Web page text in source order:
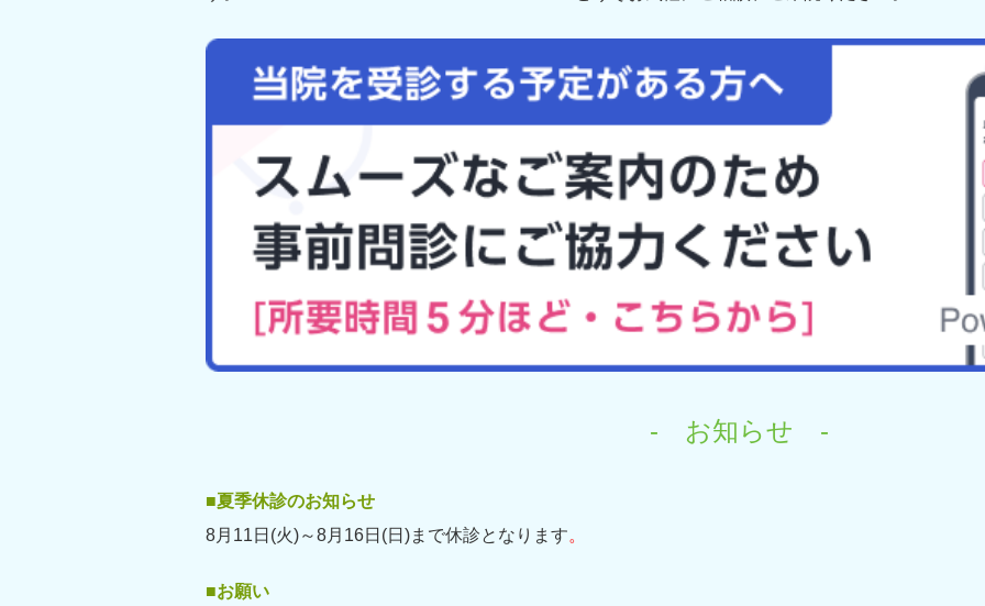
- お知らせ -
■夏季休診のお知らせ
8月11日(火)～8月16日(日)まで休診となります。
■お願い